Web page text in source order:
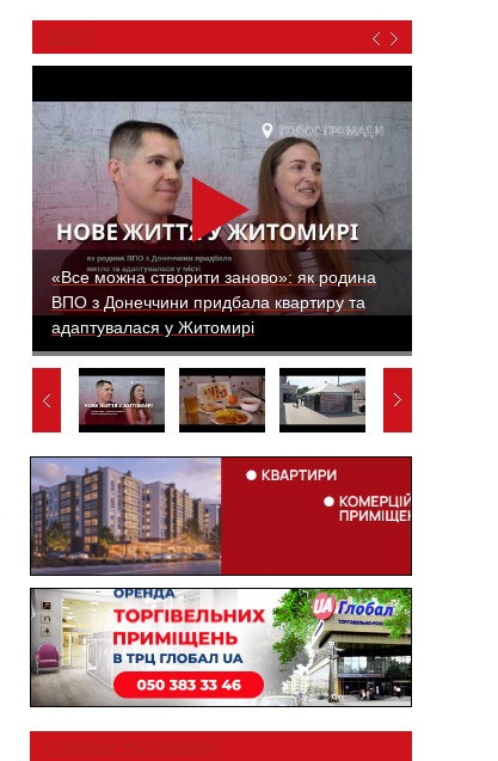
ВІДЕО
«Все можна створити заново»: як родина
ВПО з Донеччини придбала квартиру та
адаптувалася у Житомирі
НОВИНИ ЖИТОМИРА